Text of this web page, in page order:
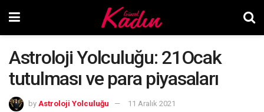
Astroloji Yolculuğu: 21Ocak
tutulması ve para piyasaları
by Astroloji Yolculuğu 11 Aralık 2021